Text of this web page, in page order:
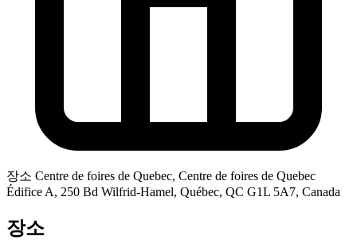
장소 Centre de foires de Quebec, Centre de foires de Quebec
Édifice A, 250 Bd Wilfrid-Hamel, Québec, QC G1L 5A7, Canada
장소